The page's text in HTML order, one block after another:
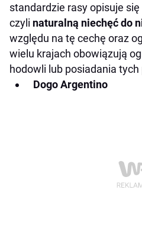
standardzie rasy opisuje
czyli naturalną niechęć do
względu na tę cechę oraz
wielu krajach obowiązują
hodowli lub posiadania tych
Dogo Argentino